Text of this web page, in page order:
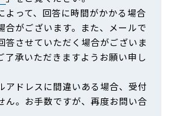
よって、回答に時間がかかる場合
合がございます。また、メールで
答させていただく場合がございま
了承いただきますようお願い申し
アドレスに間違いある場合、受付
ん。お手数ですが、再度お問い合